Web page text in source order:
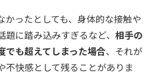
かったとしても、身体的な接触や
題に踏み込みすぎるなど、 相手の
でも超えてしまった場合、それが
不快感として残ることがありま